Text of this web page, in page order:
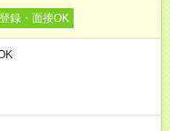
録・面接OK